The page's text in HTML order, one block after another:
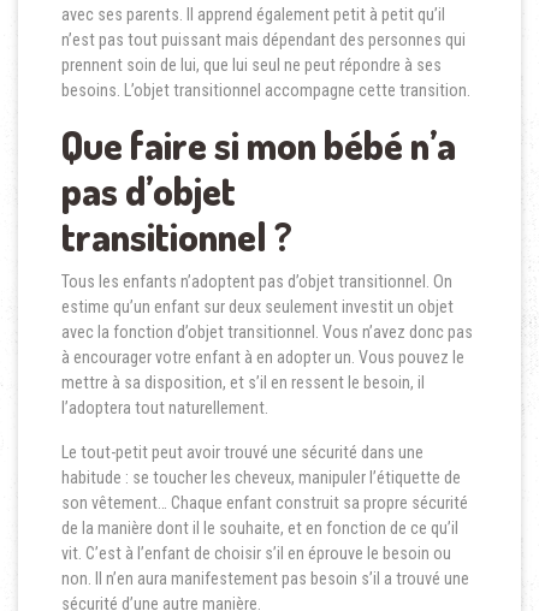
avec ses parents. Il apprend également petit à petit qu’il
n’est pas tout puissant mais dépendant des personnes qui
prennent soin de lui, que lui seul ne peut répondre à ses
besoins. L’objet transitionnel accompagne cette transition.
Que faire si mon bébé n’a
pas d’objet
transitionnel ?
Tous les enfants n’adoptent pas d’objet transitionnel. On
estime qu’un enfant sur deux seulement investit un objet
avec la fonction d’objet transitionnel. Vous n’avez donc pas
à encourager votre enfant à en adopter un. Vous pouvez le
mettre à sa disposition, et s’il en ressent le besoin, il
l’adoptera tout naturellement.
Le tout-petit peut avoir trouvé une sécurité dans une
habitude : se toucher les cheveux, manipuler l’étiquette de
son vêtement… Chaque enfant construit sa propre sécurité
de la manière dont il le souhaite, et en fonction de ce qu’il
vit. C’est à l’enfant de choisir s’il en éprouve le besoin ou
non. Il n’en aura manifestement pas besoin s’il a trouvé une
sécurité d’une autre manière.